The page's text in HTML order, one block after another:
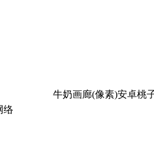
牛奶画廊(像素)安卓桃子移植版
络